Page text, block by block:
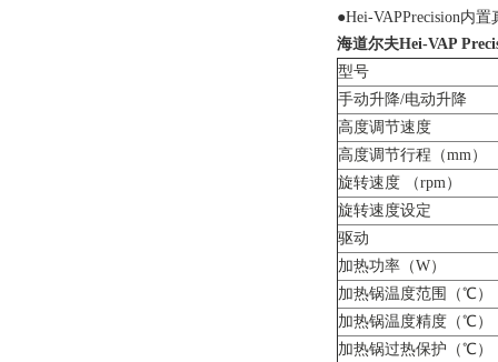
●Hei-VAPPrecision内
海道尔夫Hei-VAP
型号
手动升降/电动升降
高度调节速度
高度调节行程（mm）
旋转速度 （rpm）
旋转速度设定
驱动
加热功率（W）
加热锅温度范围（℃）
加热锅温度精度（℃）
加热锅过热保护（℃）